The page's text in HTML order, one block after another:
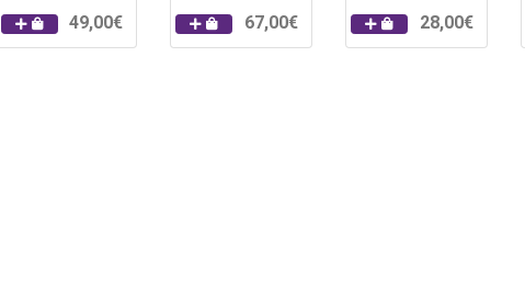
49,00€ 67,00€ 28,00€